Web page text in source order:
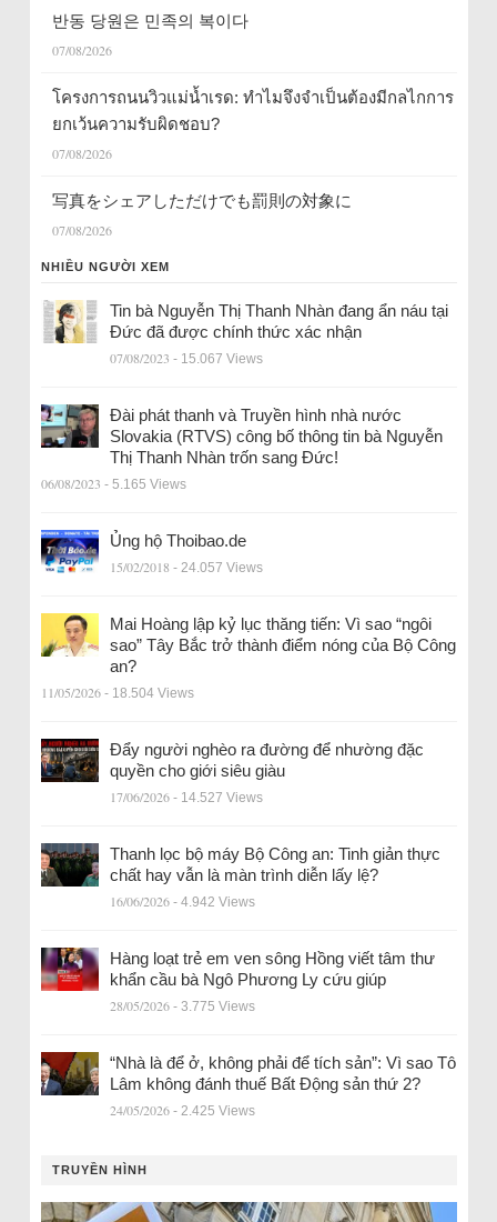
반동 당원은 민족의 복이다
07/08/2026
โครงการถนนวิวแม่น้ำเรด: ทำไมจึงจำเป็นต้องมีกลไกการ
ยกเว้นความรับผิดชอบ?
07/08/2026
写真をシェアしただけでも罰則の対象に
07/08/2026
NHIỀU NGƯỜI XEM
Tin bà Nguyễn Thị Thanh Nhàn đang ẩn náu tại
Đức đã được chính thức xác nhận
07/08/2023 - 15.067 Views
Đài phát thanh và Truyền hình nhà nước
Slovakia (RTVS) công bố thông tin bà Nguyễn
Thị Thanh Nhàn trốn sang Đức!
06/08/2023 - 5.165 Views
Ủng hộ Thoibao.de
15/02/2018 - 24.057 Views
Mai Hoàng lập kỷ lục thăng tiến: Vì sao “ngôi
sao” Tây Bắc trở thành điểm nóng của Bộ Công
an?
11/05/2026 - 18.504 Views
Đẩy người nghèo ra đường để nhường đặc
quyền cho giới siêu giàu
17/06/2026 - 14.527 Views
Thanh lọc bộ máy Bộ Công an: Tinh giản thực
chất hay vẫn là màn trình diễn lấy lệ?
16/06/2026 - 4.942 Views
Hàng loạt trẻ em ven sông Hồng viết tâm thư
khẩn cầu bà Ngô Phương Ly cứu giúp
28/05/2026 - 3.775 Views
“Nhà là để ở, không phải để tích sản”: Vì sao Tô
Lâm không đánh thuế Bất Động sản thứ 2?
24/05/2026 - 2.425 Views
TRUYỀN HÌNH